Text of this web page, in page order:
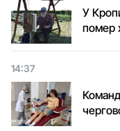
У
помер
14:37